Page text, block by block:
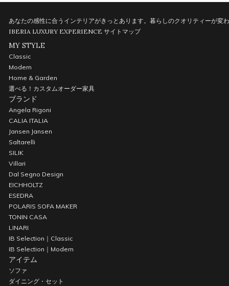
あなたの感性に合うインテリアがきっとあります。暮らしのクオリティーが変
IBERIA LUXURY EXPERIENCE サイトマップ
MY STYLE
Classic
Modern
Home & Garden
選べる！カスタムオーダー家具
ブランド
Angela Rigoni
CALIA ITALIA
Jansen Jansen
Saltarelli
SILIK
Villari
Dal Segno Design
EICHHOLTZ
ESEDRA
POLARIS SOFA MAKER
TONIN CASA
LINARI
IB Selection｜Classic
IB Selection｜Modern
アイテム
ソファ
ダイニング・セット